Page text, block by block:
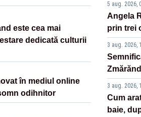
este cea mai
dedicată culturii
în mediul online
odihnitor
5 aug. 2026,
Angela
prin trei
3 aug. 2026,
3 aug. 2026,
Cum
baie,